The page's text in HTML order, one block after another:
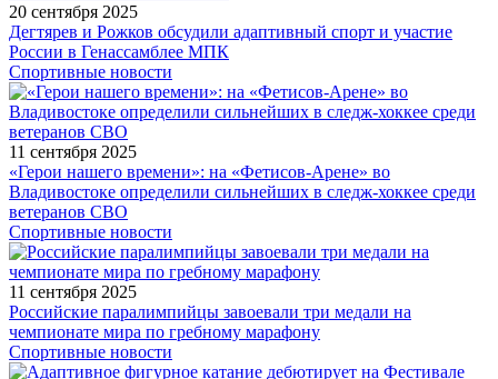
20 сентября 2025
Дегтярев и Рожков обсудили адаптивный спорт и участие
России в Генассамблее МПК
Спортивные новости
11 сентября 2025
«Герои нашего времени»: на «Фетисов-Арене» во
Владивостоке определили сильнейших в следж-хоккее среди
ветеранов СВО
Спортивные новости
11 сентября 2025
Российские паралимпийцы завоевали три медали на
чемпионате мира по гребному марафону
Спортивные новости